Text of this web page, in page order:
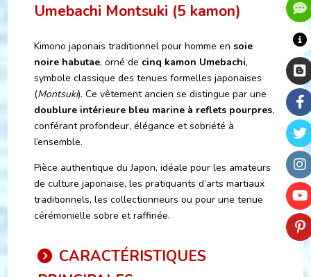
Umebachi Montsuki (5 kamon)
Kimono japonais traditionnel pour homme ensoie
noire habutae, orné de cinq kamon Umebachi,
symbole classique des tenues formelles japonaises
(Montsuki). Ce vêtement ancien se distingue par une
doublure intérieure bleu marine à reflets pourpres,
conférant profondeur, élégance et sobriété à
l’ensemble.
Pièce authentique du Japon, idéale pour les amateurs
de culture japonaise, les pratiquants d’arts martiaux
traditionnels, les collectionneurs ou pour une tenue
cérémonielle sobre et raffinée.
CARACTÉRISTIQUES